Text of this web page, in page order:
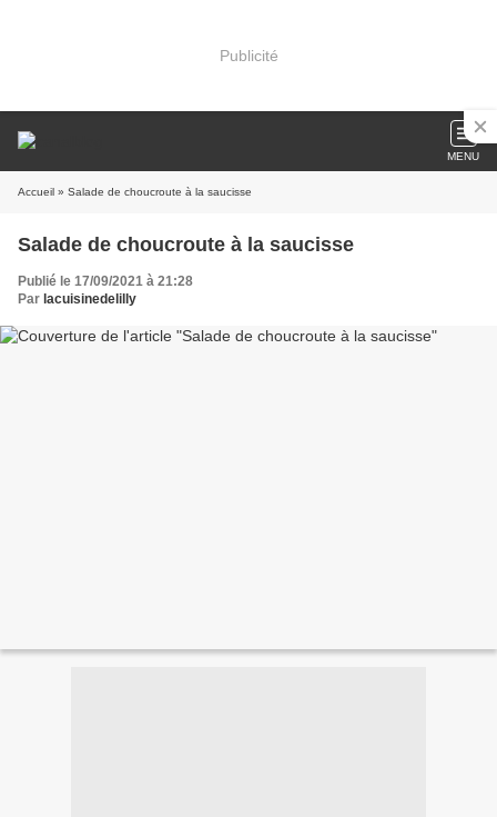
Publicité
MENU
Accueil » Salade de choucroute à la saucisse
Salade de choucroute à la saucisse
Publié le 17/09/2021 à 21:28
Par lacuisinedelilly